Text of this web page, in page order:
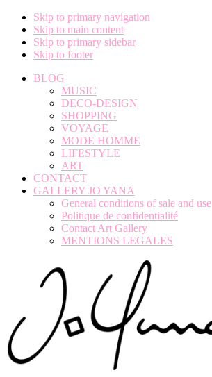
Skip to primary navigation
Skip to main content
Skip to primary sidebar
Skip to footer
BLOG
MUSIC
DECO-DESIGN
SHOPPING
VOYAGE
MODE HOMME
LIFESTYLE
ART
CONTACT
GALLERY JO YANA
General conditions of sale and use
Politique de confidentialité
Contact Art Gallery
MENTIONS LEGALES